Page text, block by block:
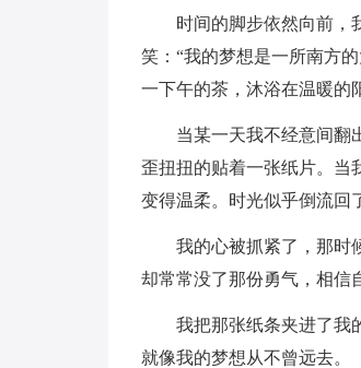
时间的脚步依然向前，
笑：“我的梦想是一所南方
一下午的茶，沐浴在温暖的
当某一天我不经意间翻
歪扭扭的贴着一张纸片。当
变得温柔。时光似乎倒流回
我的心被抓紧了，那时
却常常没了那份勇气，相信
我把那张纸条夹进了我
就像我的梦想从不曾远去。